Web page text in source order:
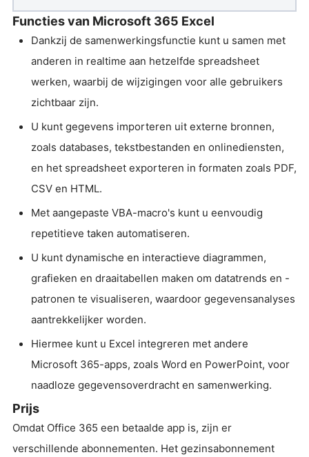
Functies van Microsoft 365 Excel
Dankzij de samenwerkingsfunctie kunt u samen met
anderen in realtime aan hetzelfde spreadsheet
werken, waarbij de wijzigingen voor alle gebruikers
zichtbaar zijn.
U kunt gegevens importeren uit externe bronnen,
zoals databases, tekstbestanden en onlinediensten,
en het spreadsheet exporteren in formaten zoals PDF,
CSV en HTML.
Met aangepaste VBA-macro's kunt u eenvoudig
repetitieve taken automatiseren.
U kunt dynamische en interactieve diagrammen,
grafieken en draaitabellen maken om datatrends en -
patronen te visualiseren, waardoor gegevensanalyses
aantrekkelijker worden.
Hiermee kunt u Excel integreren met andere
Microsoft 365-apps, zoals Word en PowerPoint, voor
naadloze gegevensoverdracht en samenwerking.
Prijs
Omdat Office 365 een betaalde app is, zijn er
verschillende abonnementen. Het gezinsabonnement